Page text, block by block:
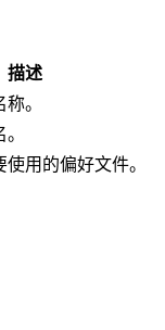
描述
。
用的偏好文件。